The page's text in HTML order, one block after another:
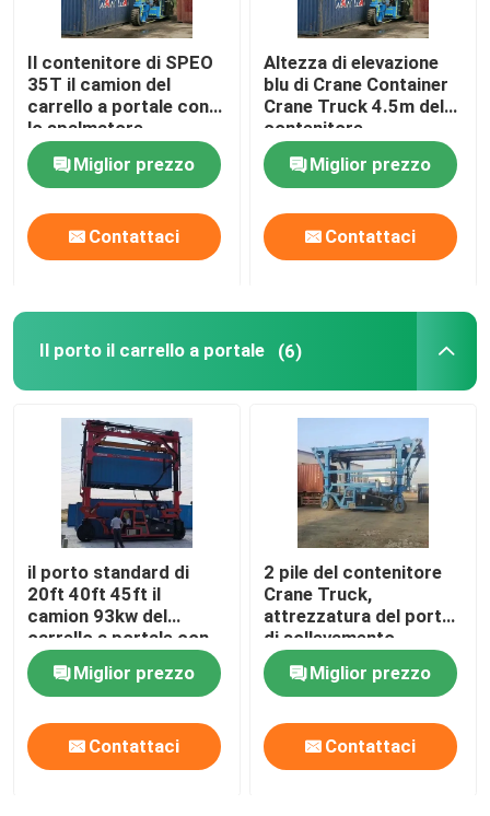
Il camion del carrello a portale
Gru a cavalletto mobile
il carrello a portale
Il contenitore di SPEO
35T il camion del
carrello a portale con
lo spalmatore
automatico
Miglior prezzo
Contattaci
Altezza di elevazione
blu di Crane Container
Crane Truck 4.5m del
contenitore
Miglior prezzo
Contattaci
Il porto il carrello a portale (6)
il porto standard di
20ft 40ft 45ft il
camion 93kw del
carrello a portale con
Cummins Engine
Miglior prezzo
Contattaci
2 pile del contenitore
Crane Truck,
attrezzatura del porto
di sollevamento
standard del
contenitore
Miglior prezzo
Contattaci